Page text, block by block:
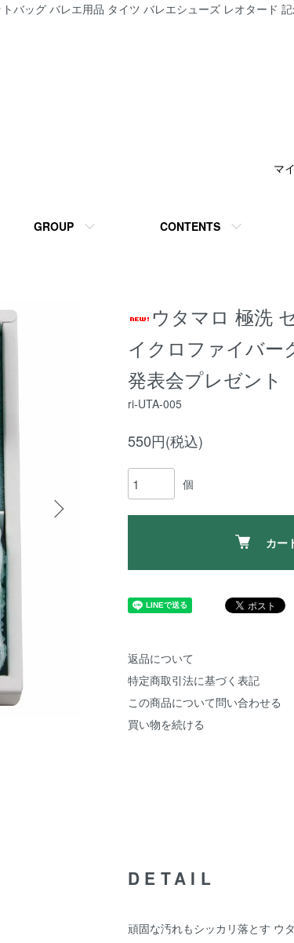
ッグ バレエ用品 タイツ バレエシューズ レオタード
GROUP CONTENTS
マ
ウタマロ 極洗
イクロファイバー
発表会プレゼント
ri-UTA-005
550円(税込)
個
カー
返品について
特定商取引法に基づく表記
この商品について問い合わせる
買い物を続ける
DETAIL
頑固な汚れもシッカリ落とす ウ